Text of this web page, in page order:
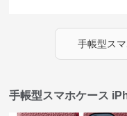
手帳型ス
手帳型スマホケース